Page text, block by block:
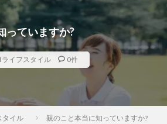
っていますか?
ライフスタイル 0件
タイル 親のこと本当に知っていますか?